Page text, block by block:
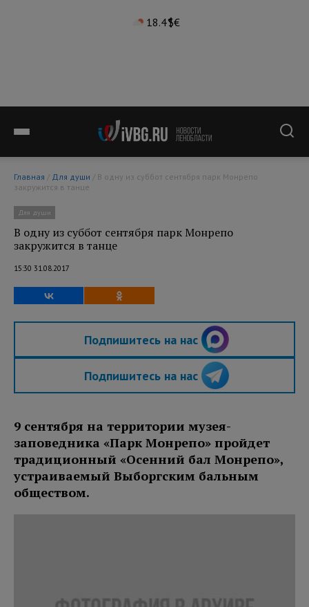
18.4°$€
Главная / Для души
закружится в танце
Для души
В одну из суббот сентября парк Монрепо
закружится в танце
15:30 31.08.2017
Подпишитесь на нас
Подпишитесь на нас
9 сентября на территории музея-
заповедника «Парк Монрепо» пройдет
традиционный «Осенний бал Монрепо»,
устраиваемый Выборгским бальным
обществом.